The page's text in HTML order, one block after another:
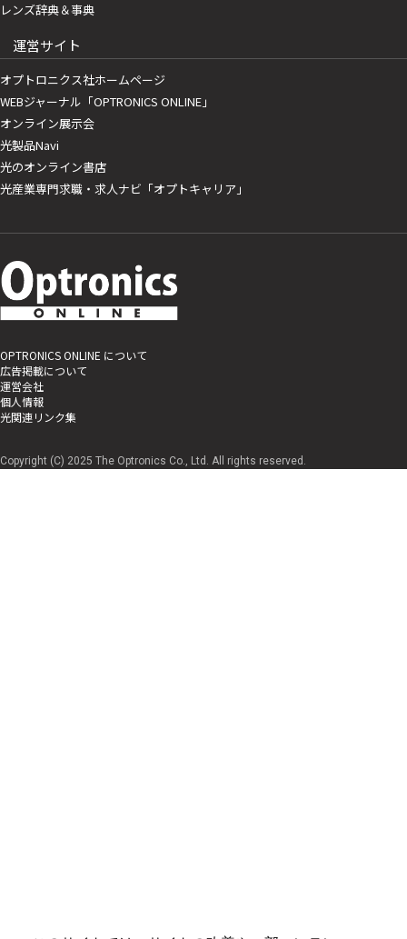
レンズ辞典＆事典
運営サイト
オプトロニクス社ホームページ
WEBジャーナル「OPTRONICS ONLINE」
オンライン展示会
光製品Navi
光のオンライン書店
光産業専門求職・求人ナビ「オプトキャリア」
OPTRONICS ONLINE について
広告掲載について
運営会社
個人情報
光関連リンク集
Copyright (C) 2025 The Optronics Co., Ltd. All rights reserved.